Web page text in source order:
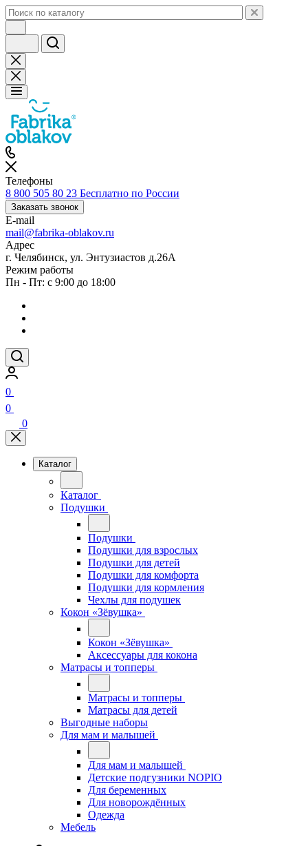
Телефоны
8 800 505 80 23 Бесплатно по России
Заказать звонок
E-mail
mail@fabrika-oblakov.ru
Адрес
г. Челябинск, ул. Энтузиастов д.26А
Режим работы
Пн - Пт: с 9:00 до 18:00
0
0
0
Каталог
Каталог
Подушки
Подушки
Подушки для взрослых
Подушки для детей
Подушки для комфорта
Подушки для кормления
Чехлы для подушек
Кокон «Зёвушка»
Кокон «Зёвушка»
Аксессуары для кокона
Матрасы и топперы
Матрасы и топперы
Матрасы для детей
Выгодные наборы
Для мам и малышей
Для мам и малышей
Детские подгузники NOPIO
Для беременных
Для новорождённых
Одежда
Мебель